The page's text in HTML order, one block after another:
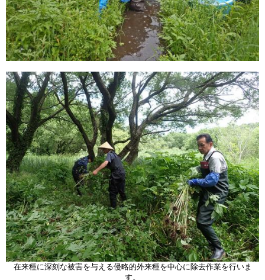
在来種に深刻な被害を与える侵略的外来種を中心に除去作業を行いま
す。